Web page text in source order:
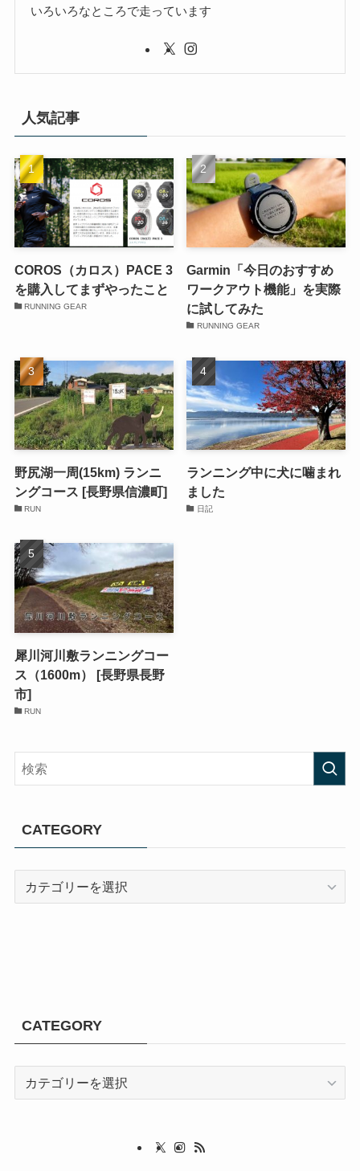
いろいろなところで走っています
人気記事
COROS（カロス）PACE 3
を購入してまずやったこと
RUNNING GEAR
Garmin「今日のおすすめ
ワークアウト機能」を実際
に試してみた
RUNNING GEAR
野尻湖一周(15km) ランニ
ングコース [長野県信濃町]
RUN
ランニング中に犬に噛まれ
ました
日記
犀川河川敷ランニングコー
ス（1600m） [長野県長野
市]
RUN
CATEGORY
CATEGORY
CATEGORY
CATEGORY